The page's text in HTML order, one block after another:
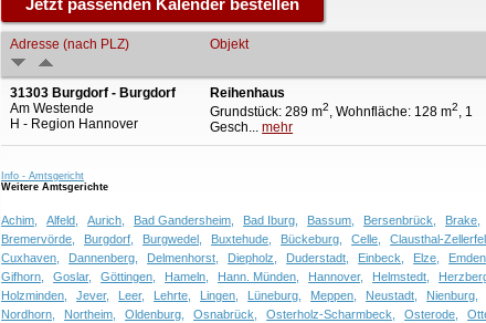
Adresse (nach PLZ) Objekt
31303 Burgdorf - Burgdorf
Am Westende
H - Region Hannover
Reihenhaus
Grundstück: 289 m2, Wohnfläche: 128 m2, 1
Gesch...mehr
Info - Amtsgericht
Weitere Amtsgerichte
Achim, Alfeld, Aurich, Bad Gandersheim, Bad Iburg, Bassum, Bersenbrück, Brake,
Bremervörde,
Burgdorf, Burgwedel, Buxtehude, Bückeburg, Celle, Clausthal-
Cuxhaven,
Dannenberg, Delmenhorst, Diepholz, Duderstadt, Einbeck, Elze, Emden,
Gifhorn,
Goslar, Göttingen, Hameln, Hann. Münden, Hannover, Helmstedt,
Holzminden,
Jever, Leer, Lehrte, Lingen, Lüneburg, Meppen, Neustadt, Nienburg,
Nordhorn,
Northeim, Oldenburg, Osnabrück, Osterholz-Scharmbeck, Osterode,